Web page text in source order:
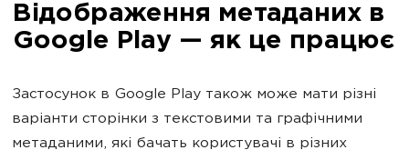
Відображення метаданих в
Google Play — як це працює
Застосунок в Google Play також може мати різні
варіанти сторінки з текстовими та графічними
метаданими, які бачать користувачі в різних